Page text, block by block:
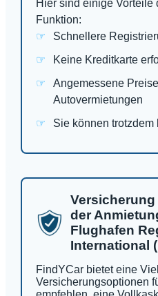
Hier sind einige Vorteile
Funktion:
Schnellere
Keine Kreditkarte
Angemessene
Autovermietungen
Sie können trotzdem
der
Flughafen
International
FindYCar bietet eine
Versicherungsoptionen